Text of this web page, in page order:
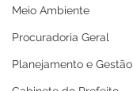
Meio Ambiente
Procuradoria Geral
Planejamento e Gestão